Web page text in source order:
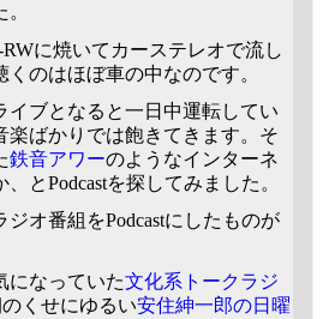
に焼いてカーステレオで流し
のはほぼ車の中なのです。
イブとなると一日中運転してい
楽ばかりでは飽きてきます。そ
鉄音アワーのようなインターネ
とPodcastを探してみました。
オ番組をPodcastにしたものが
になっていた文化系トークラジ
くせにゆるい安住紳一郎の日曜